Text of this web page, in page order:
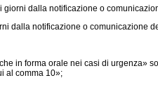
dalla notificazione o
notificazione o comunicazione
in forma orale nei casi di urgenza»
al comma 10»;